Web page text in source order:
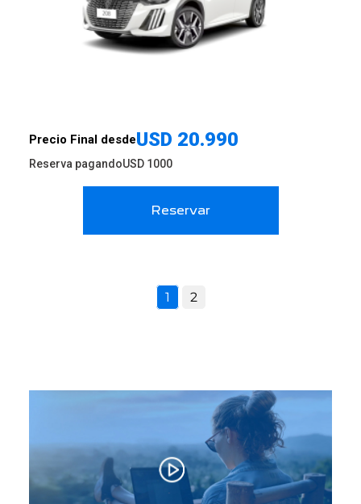
Precio Final desdeUSD 20.990
Reserva pagandoUSD 1000
Reservar
1 2